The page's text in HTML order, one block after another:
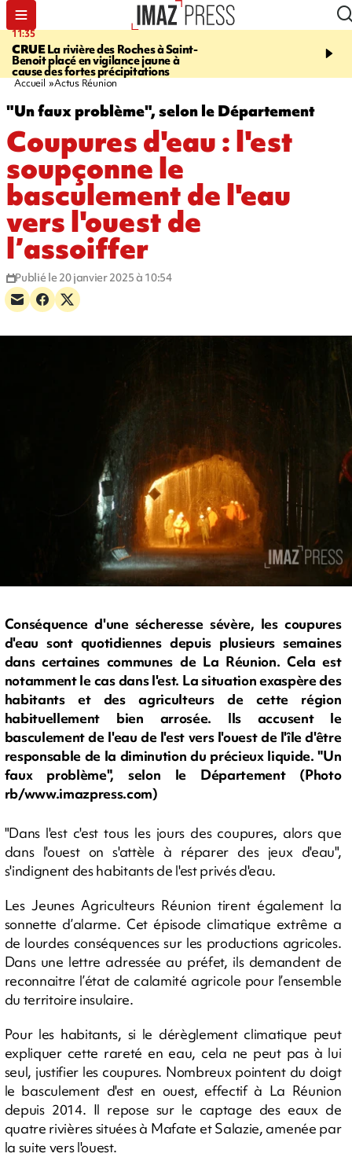
11:57
SAINT-DENISLe téléphérique
Papang a repris du service
11:48
l'eau est dégradée à
Accueil Actus Réunion
"Un faux problème", selon le Département
Coupures d'eau : l'est
soupçonne le
basculement de l'eau
vers l'ouest de
l’assoiffer
Publié le 20 janvier 2025 à 10:54
Conséquence d'une sécheresse sévère, les coupures
d'eau sont quotidiennes depuis plusieurs semaines
dans certaines communes de La Réunion. Cela est
notamment le cas dans l'est. La situation exaspère des
habitants et des agriculteurs de cette région
habituellement bien arrosée. Ils accusent le
basculement de l'eau de l'est vers l'ouest de l'île d'être
responsable de la diminution du précieux liquide. "Un
faux problème", selon le Département (Photo
rb/www.imazpress.com)
"Dans l'est c'est tous les jours des coupures, alors que
dans l'ouest on s'attèle à réparer des jeux d'eau",
s'indignent des habitants de l'est privés d'eau.
Les Jeunes Agriculteurs Réunion tirent également la
sonnette d’alarme. Cet épisode climatique extrême a
de lourdes conséquences sur les productions agricoles.
Dans une lettre adressée au préfet, ils demandent de
reconnaitre l’état de calamité agricole pour l’ensemble
du territoire insulaire.
Pour les habitants, si le dérèglement climatique peut
expliquer cette rareté en eau, cela ne peut pas à lui
seul, justifier les coupures. Nombreux pointent du doigt
le basculement d'est en ouest, effectif à La Réunion
depuis 2014. Il repose sur le captage des eaux de
quatre rivières situées à Mafate et Salazie, amenée par
la suite vers l'ouest.